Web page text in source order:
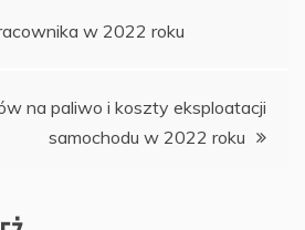
w 2022 roku
na paliwo i koszty eksploatacji
samochodu w 2022 roku